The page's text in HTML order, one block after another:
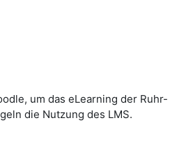
um das eLearning der Ruhr-
die Nutzung des LMS.